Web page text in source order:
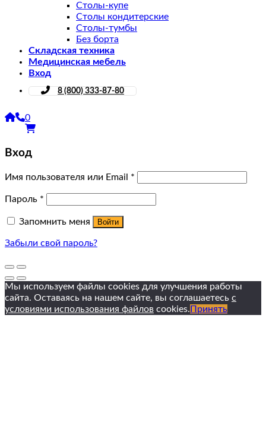
Столы-купе
Столы кондитерские
Столы-тумбы
Без борта
Складская техника
Медицинская мебель
Вход
8 (800) 333-87-80
0
Вход
Имя пользователя или Email *
Пароль *
Запомнить меня Войти
Забыли свой пароль?
Мы используем файлы cookies для улучшения работы
сайта. Оставаясь на нашем сайте, вы соглашаетесь с
условиями использования файлов cookies. Принять